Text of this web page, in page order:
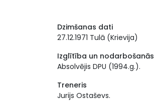
Dzimšanas dati
27.12.1971 Tulā (Krievija)
Izglītība un nodarbošanās
Absolvējis DPU (1994.g.).
Treneris
Jurijs Ostaševs.